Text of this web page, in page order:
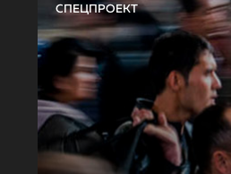
СПЕЦПРОЕКТ